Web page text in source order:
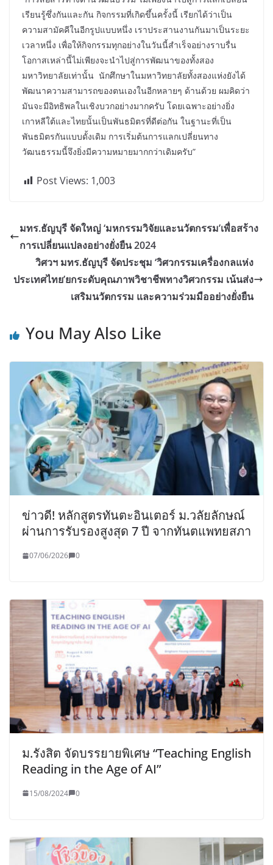
เรียนรู้ซึ่งกันและกัน กิจกรรมที่เกิดขึ้นครั้งนี้ เรียกได้ว่าเป็น
ความสามัคคีในอีกรูปแบบหนึ่ง เราประสานงานกันมาเป็นระยะ
เวลาหนึ่ง เพื่อให้กิจกรรมทุกอย่างในวันนี้สำเร็จอย่างราบรื่น
โอกาสเหล่านี้ไม่เพียงจะนำไปสู่การพัฒนาของทั้งสอง
มหาวิทยาลัยเท่านั้น นักศึกษาในมหาวิทยาลัยทั้งสองแห่งยังได้
พัฒนาความสามารถของตนเองในอีกหลายๆ ด้านด้วย ผมคิดว่า
มันจะมีอิทธิพลในเชิงบวกอย่างมากครับ โดยเฉพาะอย่างยิ่ง
เกาหลีใต้และไทยนั้นเป็นพันธมิตรที่ดีต่อกัน ในฐานะที่เป็น
พันธมิตรกันแบบดั้งเดิม การเริ่มต้นการแลกเปลี่ยนทาง
วัฒนธรรมนี้จึงยิ่งมีความหมายมากกว่าเดิมครับ”
Post Views: 1,003
มทร.ธัญบุรี จัดใหญ่ ‘มหกรรมวิจัยและนวัตกรรม’เพื่อสร้าง
การเปลี่ยนแปลงอย่างยั่งยืน 2024
วิศวฯ มทร.ธัญบุรี จัดประชุม ‘วิศวกรรมเครื่องกลแห่ง
ประเทศไทย’ยกระดับคุณภาพวิชาชีพทางวิศวกรรม เน้นส่ง
เสริมนวัตกรรม และความร่วมมืออย่างยั่งยืน
You May Also Like
ข่าวดี! หลักสูตรทันตะอินเตอร์ ม.วลัยลักษณ์
ผ่านการรับรองสูงสุด 7 ปี จากทันตแพทยสภา
07/06/2026 0
ม.รังสิต จัดบรรยายพิเศษ “Teaching English
Reading in the Age of AI”
15/08/2024 0